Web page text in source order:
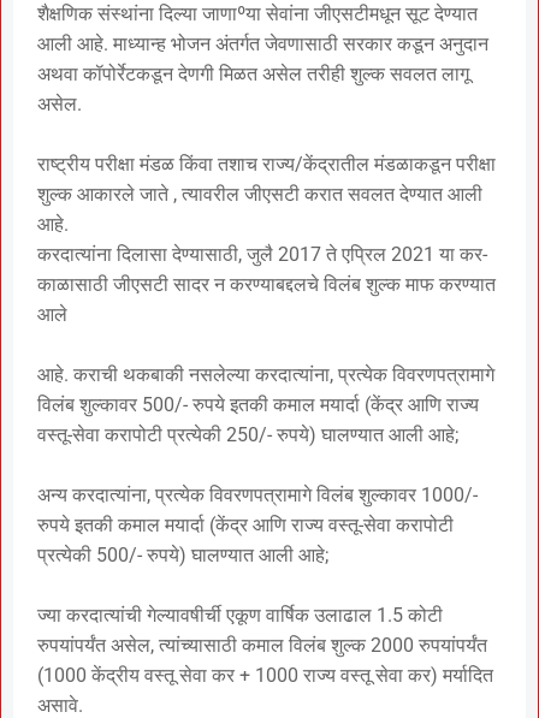
शैक्षणिक संस्थांना दिल्या जाणाºया सेवांना जीएसटीमधून सूट देण्यात
आली आहे. माध्यान्ह भोजन अंतर्गत जेवणासाठी सरकार कडून अनुदान
अथवा कॉपोर्रेटकडून देणगी मिळत असेल तरीही शुल्क सवलत लागू
असेल.
राष्ट्रीय परीक्षा मंडळ किंवा तशाच राज्य/केंद्रातील मंडळाकडून परीक्षा
शुल्क आकारले जाते , त्यावरील जीएसटी करात सवलत देण्यात आली
आहे.
करदात्यांना दिलासा देण्यासाठी, जुलै 2017 ते एप्रिल 2021 या कर-
काळासाठी जीएसटी सादर न करण्याबद्दलचे विलंब शुल्क माफ करण्यात
आले
आहे. कराची थकबाकी नसलेल्या करदात्यांना, प्रत्येक विवरणपत्रामागे
विलंब शुल्कावर 500/- रुपये इतकी कमाल मयार्दा (केंद्र आणि राज्य
वस्तू-सेवा करापोटी प्रत्येकी 250/- रुपये) घालण्यात आली आहे;
अन्य करदात्यांना, प्रत्येक विवरणपत्रामागे विलंब शुल्कावर 1000/-
रुपये इतकी कमाल मयार्दा (केंद्र आणि राज्य वस्तू-सेवा करापोटी
प्रत्येकी 500/- रुपये) घालण्यात आली आहे;
ज्या करदात्यांची गेल्यावषीर्ची एकूण वार्षिक उलाढाल 1.5 कोटी
रुपयांपर्यंत असेल, त्यांच्यासाठी कमाल विलंब शुल्क 2000 रुपयांपर्यंत
(1000 केंद्रीय वस्तू सेवा कर + 1000 राज्य वस्तू सेवा कर) मर्यादित
असावे.